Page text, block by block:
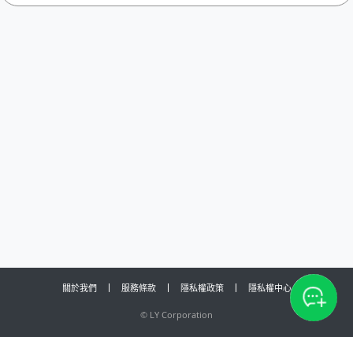
關於我們 服務條款 隱私權政策 隱私權中心
© LY Corporation